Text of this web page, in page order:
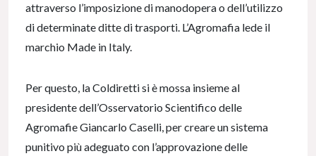
attraverso l’imposizione di manodopera o dell’utilizzo
di determinate ditte di trasporti. L’Agromafia lede il
marchio Made in Italy.
Per questo, la Coldiretti si è mossa insieme al
presidente dell’Osservatorio Scientifico delle
Agromafie Giancarlo Caselli, per creare un sistema
punitivo più adeguato con l’approvazione delle